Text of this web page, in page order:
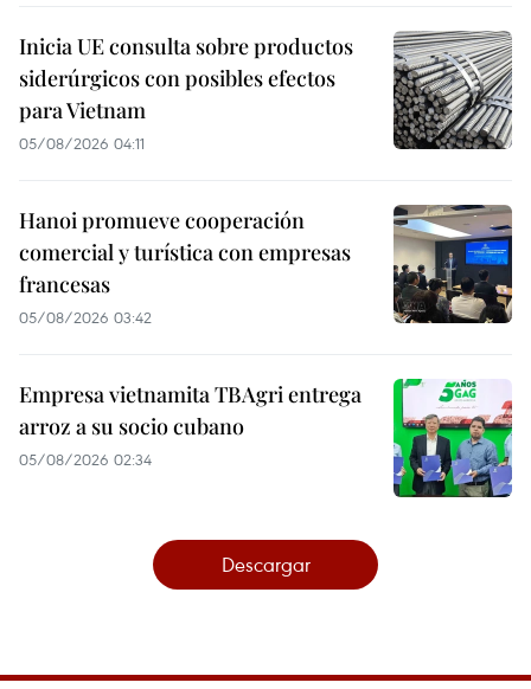
Inicia UE consulta sobre productos
siderúrgicos con posibles efectos
para Vietnam
05/08/2026 04:11
Hanoi promueve cooperación
comercial y turística con empresas
francesas
05/08/2026 03:42
Empresa vietnamita TBAgri entrega
arroz a su socio cubano
05/08/2026 02:34
Descargar